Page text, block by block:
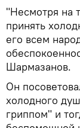
"Несмотря на
принять
его всем
Шармазанов.
Он
холодного
гриппом" и